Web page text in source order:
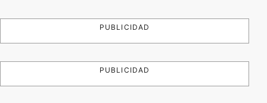
PUBLICIDAD
PUBLICIDAD